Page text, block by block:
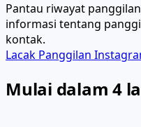
Pantau riwayat
informasi tentang
kontak.
Lacak Panggilan
Mulai dalam 4